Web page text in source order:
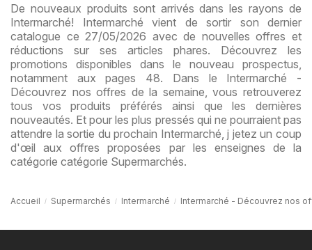
De nouveaux produits sont arrivés dans les rayons de
Intermarché! Intermarché vient de sortir son dernier
catalogue ce 27/05/2026 avec de nouvelles offres et
réductions sur ses articles phares. Découvrez les
promotions disponibles dans le nouveau prospectus,
notamment aux pages 48. Dans le Intermarché -
Découvrez nos offres de la semaine, vous retrouverez
tous vos produits préférés ainsi que les dernières
nouveautés. Et pour les plus pressés qui ne pourraient pas
attendre la sortie du prochain Intermarché, j jetez un coup
d'œil aux offres proposées par les enseignes de la
catégorie catégorie Supermarchés.
Accueil Supermarchés Intermarché Intermarché - Découvrez nos